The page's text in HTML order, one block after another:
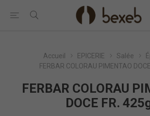
Accueil EPICERIE Salée
FERBAR COLORAU PIMENTAO
FERBAR COLORAU
DOCE FR.